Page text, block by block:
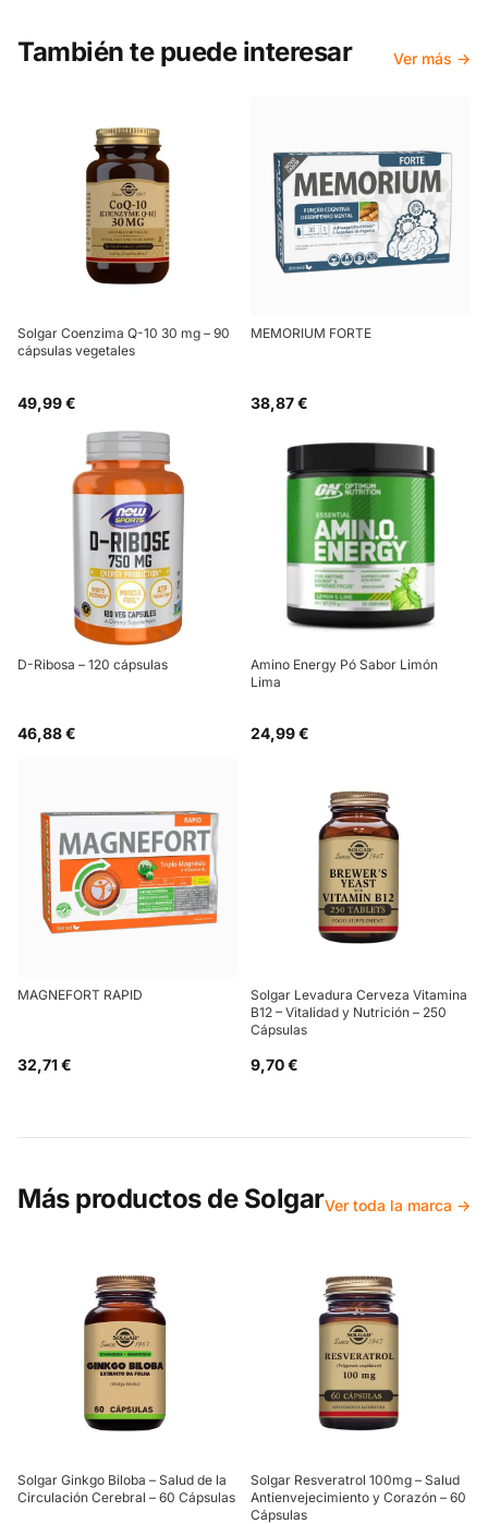
También te puede interesar Ver más →
Solgar Coenzima Q-10 30 mg – 90
cápsulas vegetales
49,99 €
MEMORIUM FORTE
38,87 €
D-Ribosa – 120 cápsulas
46,88 €
Amino Energy Pó Sabor Limón
Lima
24,99 €
MAGNEFORT RAPID
32,71 €
Solgar Levadura Cerveza Vitamina
B12 – Vitalidad y Nutrición – 250
Cápsulas
9,70 €
Más productos de SolgarVer toda la marca →
Solgar Ginkgo Biloba – Salud de la
Circulación Cerebral – 60 Cápsulas
Solgar Resveratrol 100mg – Salud
Antienvejecimiento y Corazón – 60
Cápsulas